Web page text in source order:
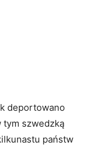
deportowano
tym szwedzką
państw